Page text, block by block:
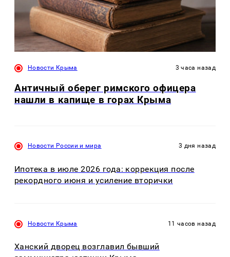
Новости Крыма 3 часа назад
Античный оберег римского офицера
нашли в капище в горах Крыма
Новости России и мира 3 дня назад
Ипотека в июле 2026 года: коррекция после
рекордного июня и усиление вторички
Новости Крыма 11 часов назад
Ханский дворец возглавил бывший